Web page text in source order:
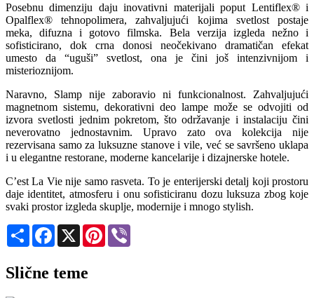
Posebnu dimenziju daju inovativni materijali poput Lentiflex® i
Opalflex® tehnopolimera, zahvaljujući kojima svetlost postaje
meka, difuzna i gotovo filmska. Bela verzija izgleda nežno i
sofisticirano, dok crna donosi neočekivano dramatičan efekat
umesto da “uguši” svetlost, ona je čini još intenzivnijom i
misterioznijom.
Naravno, Slamp nije zaboravio ni funkcionalnost. Zahvaljujući
magnetnom sistemu, dekorativni deo lampe može se odvojiti od
izvora svetlosti jednim pokretom, što održavanje i instalaciju čini
neverovatno jednostavnim. Upravo zato ova kolekcija nije
rezervisana samo za luksuzne stanove i vile, već se savršeno uklapa
i u elegantne restorane, moderne kancelarije i dizajnerske hotele.
C’est La Vie nije samo rasveta. To je enterijerski detalj koji prostoru
daje identitet, atmosferu i onu sofisticiranu dozu luksuza zbog koje
svaki prostor izgleda skuplje, modernije i mnogo stylish.
Share Facebook
X Pinterest
Slične teme